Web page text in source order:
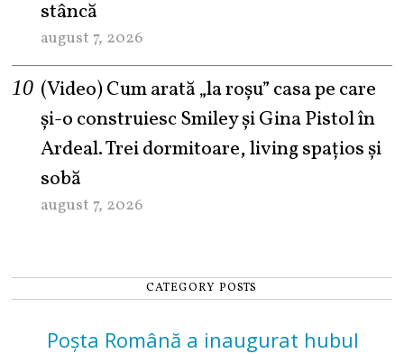
stâncă
august 7, 2026
(Video) Cum arată „la roşu” casa pe care
şi-o construiesc Smiley şi Gina Pistol în
Ardeal. Trei dormitoare, living spațios și
sobă
august 7, 2026
CATEGORY POSTS
Poșta Română a inaugurat hubul